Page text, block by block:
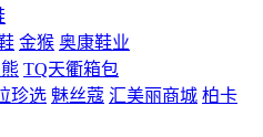
金猴 奥康鞋业
TQ天衢箱包
珍选 魅丝蔻 汇美丽商城 柏卡